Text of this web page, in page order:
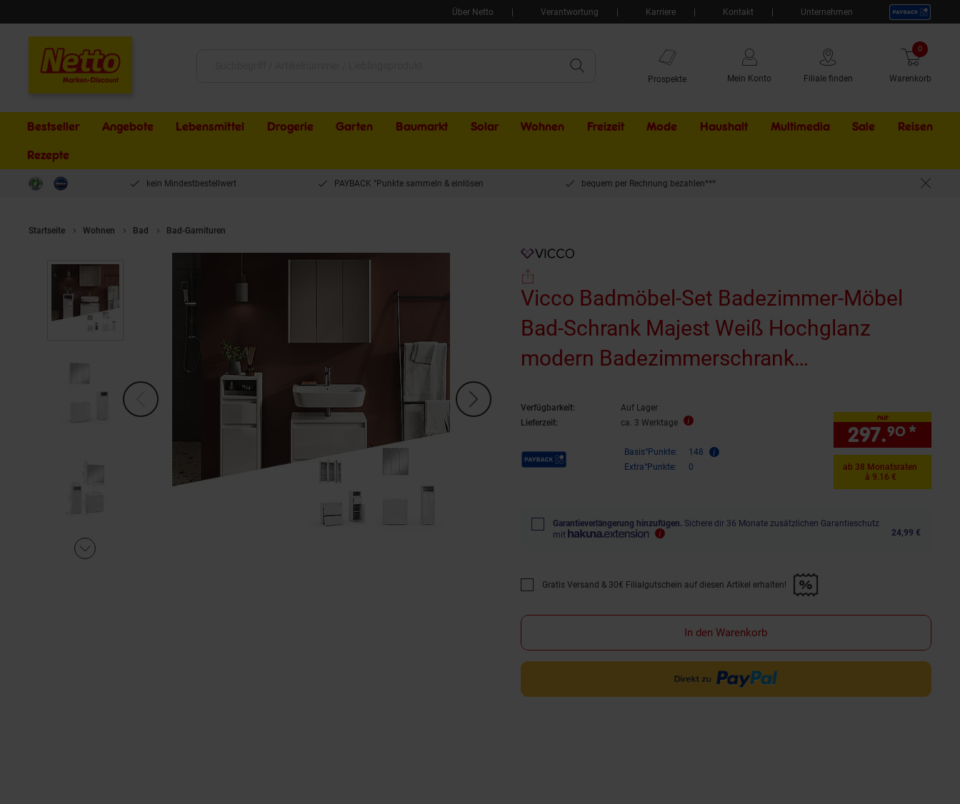
Über Netto Verantwortung Karriere Kontakt Unternehmen
Prospekte Mein Konto Filiale finden Warenkorb
0 Artikel
Bestseller Angebote Lebensmittel Drogerie Garten Baumarkt Solar Wohnen Freizeit Mode Haushalt Multimedia Sale Externer
Reisen
Rezepte
kein Mindestbestellwert PAYBACK °Punkte sammeln & einlösen bequem per Rechnung bezahlen***
Startseite Wohnen Bad Bad-Garnituren
Vicco Badmöbel-Set Badezimmer-Möbel
Bad-Schrank Majest Weiß Hochglanz
modern Badezimmerschrank
Midischrank Schranktür Schrankfach
Schrankschublade
Verfügbarkeit:
Auf Lager
Lieferzeit:
ca. 3 Werktage
Payback Punkte Basis°Punkte:
148
Extra°Punkte:
0
nur
297.90 *
ab 38 Monatsraten
à 9.16 €
Garantieverlängerung hinzufügen. Sichere dir 36 Monate zusätzlichen Garantieschutz
mit
24,99 €
Promotion "Gratis Versand &amp; 30€ Filialgutschein auf diesen Artikel erhalten!" anwenden
Gratis Versand & 30€ Filialgutschein auf diesen Artikel erhalten!
In den Warenkorb